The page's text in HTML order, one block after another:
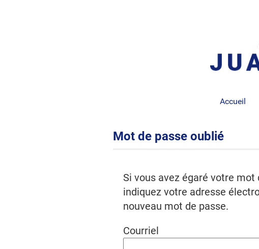
Accueil
Mot de passe oublié
Si vous avez égaré votre
indiquez votre adresse
nouveau mot de passe.
Courriel